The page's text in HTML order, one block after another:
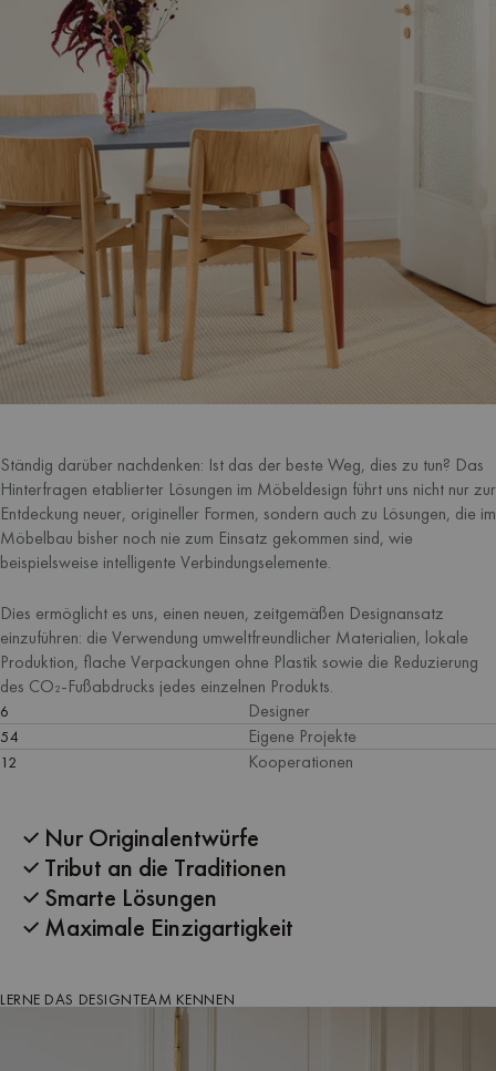
Ständig darüber nachdenken: Ist das der beste Weg, dies zu tun? Das
Hinterfragen etablierter Lösungen im Möbeldesign führt uns nicht nur zur
Entdeckung neuer, origineller Formen, sondern auch zu Lösungen, die im
Möbelbau bisher noch nie zum Einsatz gekommen sind, wie
beispielsweise intelligente Verbindungselemente.
Dies ermöglicht es uns, einen neuen, zeitgemäßen Designansatz
einzuführen: die Verwendung umweltfreundlicher Materialien, lokale
Produktion, flache Verpackungen ohne Plastik sowie die Reduzierung
des CO₂-Fußabdrucks jedes einzelnen Produkts.
6 Designer
54 Eigene Projekte
12 Kooperationen
Nur Originalentwürfe
Tribut an die Traditionen
Smarte Lösungen
Maximale Einzigartigkeit
LERNE DAS DESIGNTEAM KENNEN